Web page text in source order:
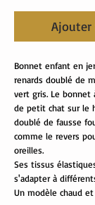
Ajouter
Bonnet enfant en
renards doublé de
vert gris. Le bonnet
de petit chat sur le
doublé de fausse
comme le revers
oreilles.
Ses tissus
s'adapter à
Un modèle chaud